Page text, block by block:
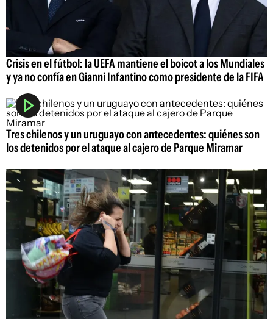
Crisis en el fútbol: la UEFA mantiene el boicot a los Mundiales
y ya no confía en Gianni Infantino como presidente de la FIFA
Tres chilenos y un uruguayo con antecedentes: quiénes son
los detenidos por el ataque al cajero de Parque Miramar